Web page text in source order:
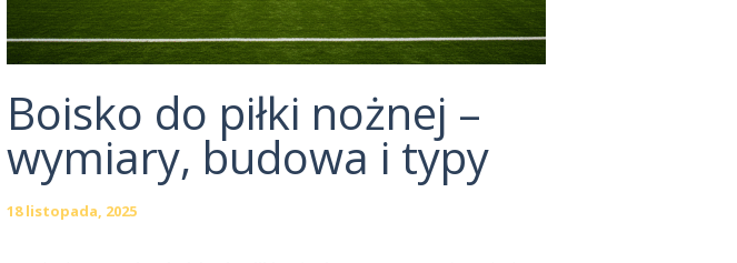
Boisko do piłki nożnej –
wymiary, budowa i typy
18 listopada, 2025